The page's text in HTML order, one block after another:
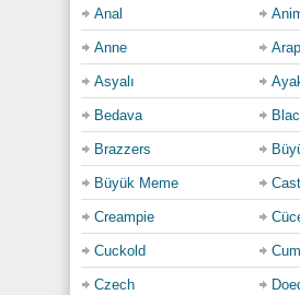
tekrar. Göğüslerine vurulan ellerin
dönmüş, odada sadece yoğun
yankılanıyordu.
Sonunda çatlaklarından sıcak
edip kendini tam anlamıyla saldı;
bütün bedeninde patlamak üzere
gibi infilak etti Mycandyalice…
amcığına gömülüp acımasızca
orada sona erdi: çıplaklığın ve
kesintisiz hükmünde…
Category:
Anal
Anne Arap
Asyalı
Bedava
Brazzers
Büyük Meme
Creampie
Cuckold
Czech